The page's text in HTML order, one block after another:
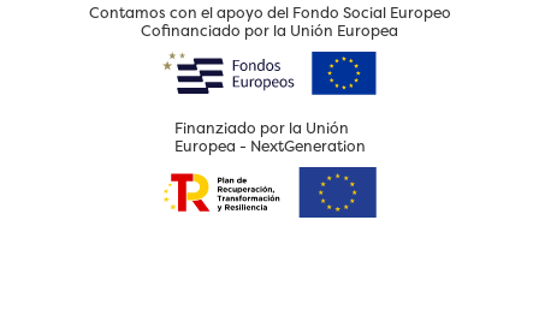
Contamos con el apoyo del Fondo Social Europeo
Cofinanciado por la Unión Europea
Finanziado por la Unión
Europea - NextGeneration